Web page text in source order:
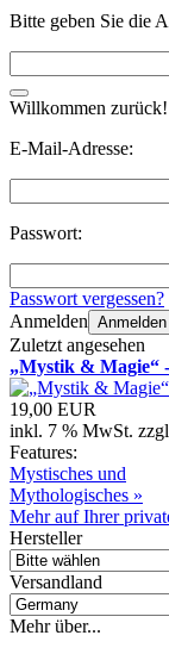
Bitte geben Sie die
Willkommen zurück!
E-Mail-Adresse:
Passwort:
Passwort vergessen?
Anmelden Anmelden
Zuletzt angesehen
„Mystik & Magie“
19,00 EUR
inkl. 7 % MwSt.
Features:
Mystisches und
Mythologisches »
Mehr auf Ihrer
Hersteller
Versandland
Mehr über...